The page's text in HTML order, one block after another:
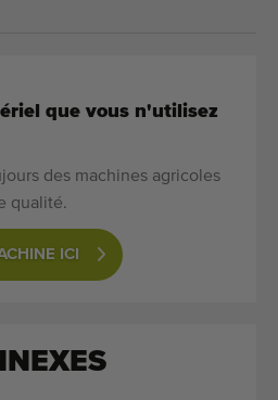
que vous n'utilisez
des machines agricoles
qualité.
ICI